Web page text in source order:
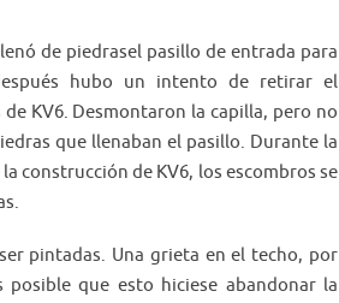
de piedrasel pasillo de entrada para
hubo un intento de retirar el
KV6. Desmontaron la capilla, pero no
que llenaban el pasillo. Durante la
construcción de KV6, los escombros se
pintadas. Una grieta en el techo, por
que esto hiciese abandonar la